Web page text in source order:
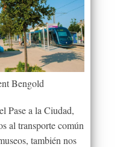
Bengold
Pase a la Ciudad,
al transporte común
también nos